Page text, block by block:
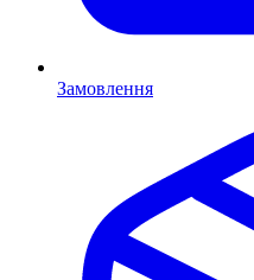
Замовлення